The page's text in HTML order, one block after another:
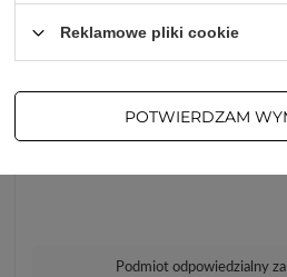
Podmiot odpowiedzialny
Reklamowe pliki cookie
POTWIERDZAM